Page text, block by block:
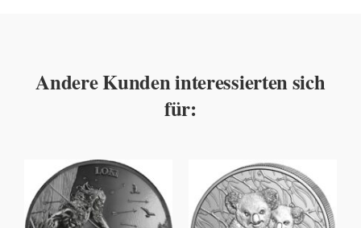
Andere Kunden interessierten sich
für: